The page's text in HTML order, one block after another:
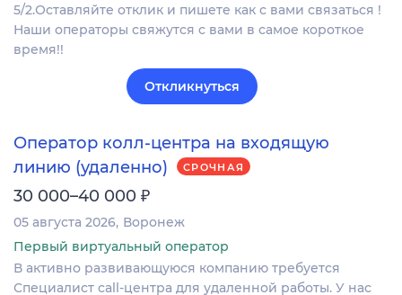
5/2.Оставляйте отклик и пишете как с вами связаться !
Наши операторы свяжутся с вами в самое короткое
время!!
Откликнуться
Оператор колл-центра на входящую
линию (удаленно)
СРОЧНАЯ
30 000–40 000 ₽
05 августа 2026 Воронеж
Первый виртуальный оператор
В активно развивающуюся компанию требуется
Специалист call-центра для удаленной работы. У нас